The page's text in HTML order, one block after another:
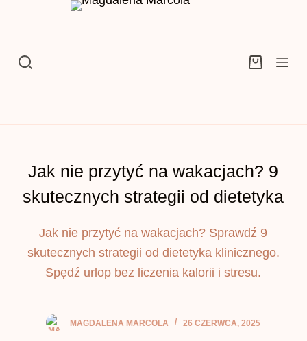
Koszyk
Jak nie przytyć na wakacjach? 9
skutecznych strategii od dietetyka
Jak nie przytyć na wakacjach? Sprawdź 9
skutecznych strategii od dietetyka klinicznego.
Spędź urlop bez liczenia kalorii i stresu.
MAGDALENA MARCOLA 26 CZERWCA, 2025